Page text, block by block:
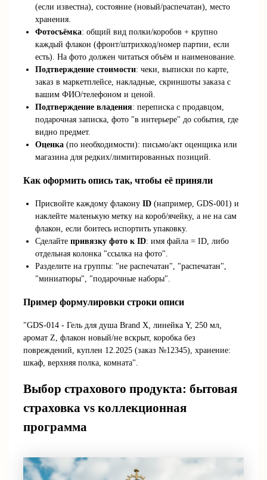
(если известна), состояние (новый/распечатан), место
хранения.
Фотосъёмка: общий вид полки/коробов + крупно
каждый флакон (фронт/штрихкод/номер партии, если
есть). На фото должен читаться объём и наименование.
Подтверждение стоимости: чеки, выписки по карте,
заказ в маркетплейсе, накладные, скриншоты заказа с
вашим ФИО/телефоном и ценой.
Подтверждение владения: переписка с продавцом,
подарочная записка, фото "в интерьере" до события, где
видно предмет.
Оценка (по необходимости): письмо/акт оценщика или
магазина для редких/лимитированных позиций.
Как оформить опись так, чтобы её приняли
Присвойте каждому флаконуID (например, GDS-001) и
наклейте маленькую метку на короб/ячейку, а не на сам
флакон, если боитесь испортить упаковку.
Сделайтепривязку фото к ID: имя файла = ID, либо
отдельная колонка "ссылка на фото".
Разделите на группы: "не распечатан", "распечатан",
"миниатюры", "подарочные наборы".
Пример формулировки строки описи
"GDS-014 - Гель для душа Brand X, линейка Y, 250 мл,
аромат Z, флакон новый/не вскрыт, коробка без
повреждений, куплен 12.2025 (заказ №12345), хранение:
шкаф, верхняя полка, комната".
Выбор страхового продукта: бытовая
страховка vs коллекционная
программа